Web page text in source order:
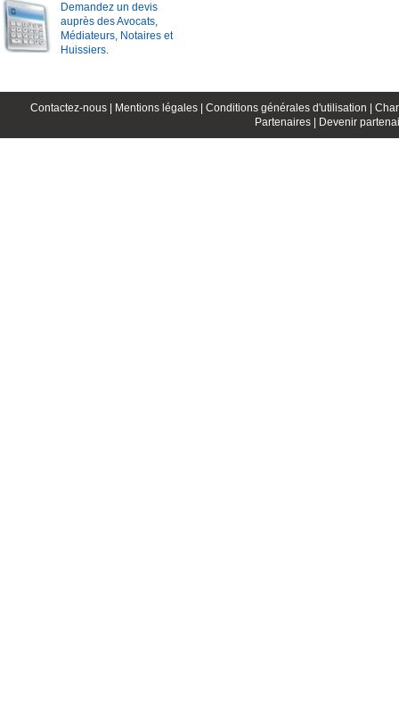
Demandez un devis
auprès des Avocats,
Médiateurs, Notaires et
Huissiers.
Contactez-nous | Mentions légales | Conditions générales d'utilisation |
Partenaires |
Devenir